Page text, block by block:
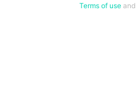
Terms of useand